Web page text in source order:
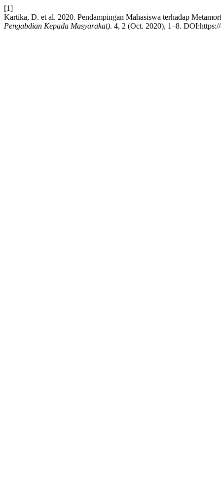
[1]
Kartika, D. et al. 2020. Pendampingan Mahasiswa terhadap
Pengabdian Kepada Masyarakat). 4, 2 (Oct. 2020), 1–8.